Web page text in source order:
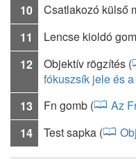
10
Csatlakozó külső
11
Lencse kioldó
12
Objektív rögzítés (
fókuszsík jele és
13
Fn gomb ( Az
14
Test sapka (